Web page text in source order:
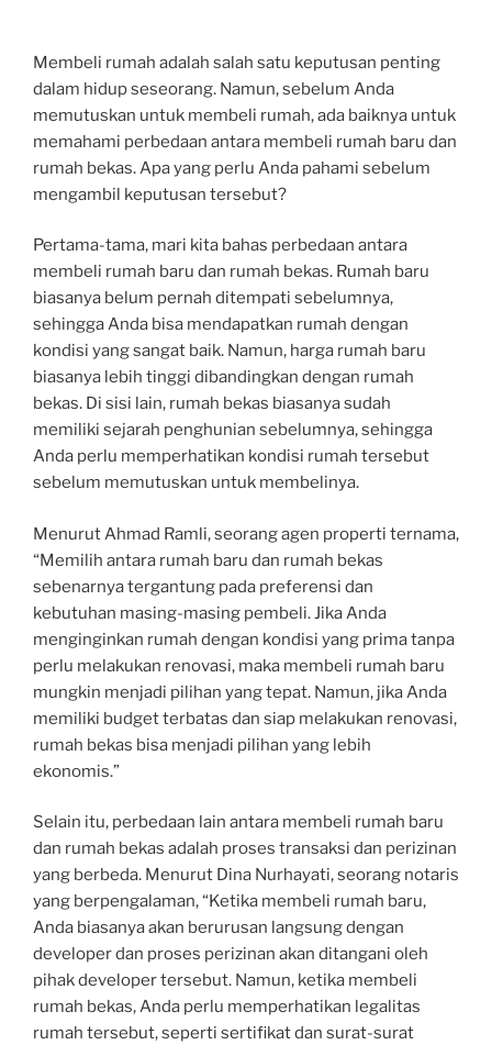
Membeli rumah adalah salah satu keputusan penting
dalam hidup seseorang. Namun, sebelum Anda
memutuskan untuk membeli rumah, ada baiknya untuk
memahami perbedaan antara membeli rumah baru dan
rumah bekas. Apa yang perlu Anda pahami sebelum
mengambil keputusan tersebut?
Pertama-tama, mari kita bahas perbedaan antara
membeli rumah baru dan rumah bekas. Rumah baru
biasanya belum pernah ditempati sebelumnya,
sehingga Anda bisa mendapatkan rumah dengan
kondisi yang sangat baik. Namun, harga rumah baru
biasanya lebih tinggi dibandingkan dengan rumah
bekas. Di sisi lain, rumah bekas biasanya sudah
memiliki sejarah penghunian sebelumnya, sehingga
Anda perlu memperhatikan kondisi rumah tersebut
sebelum memutuskan untuk membelinya.
Menurut Ahmad Ramli, seorang agen properti ternama,
“Memilih antara rumah baru dan rumah bekas
sebenarnya tergantung pada preferensi dan
kebutuhan masing-masing pembeli. Jika Anda
menginginkan rumah dengan kondisi yang prima tanpa
perlu melakukan renovasi, maka membeli rumah baru
mungkin menjadi pilihan yang tepat. Namun, jika Anda
memiliki budget terbatas dan siap melakukan renovasi,
rumah bekas bisa menjadi pilihan yang lebih
ekonomis.”
Selain itu, perbedaan lain antara membeli rumah baru
dan rumah bekas adalah proses transaksi dan perizinan
yang berbeda. Menurut Dina Nurhayati, seorang notaris
yang berpengalaman, “Ketika membeli rumah baru,
Anda biasanya akan berurusan langsung dengan
developer dan proses perizinan akan ditangani oleh
pihak developer tersebut. Namun, ketika membeli
rumah bekas, Anda perlu memperhatikan legalitas
rumah tersebut, seperti sertifikat dan surat-surat